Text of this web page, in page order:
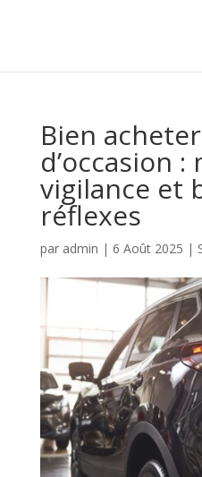
Bien
d’occasion
vigilance et
réflexes
par admin | 6 Août 2025 |